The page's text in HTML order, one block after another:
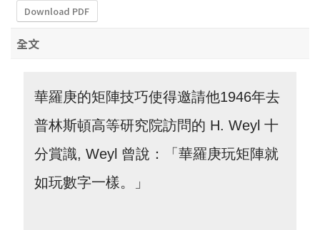
Download PDF
全文
華羅庚的矩陣技巧使得邀請他1946年去
普林斯頓高等研究院訪問的 H. Weyl 十
分賞識, Weyl 曾說：「華羅庚玩矩陣就
如玩數字一樣。」